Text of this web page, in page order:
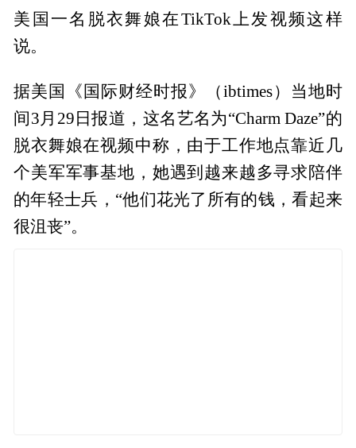
美国一名脱衣舞娘在TikTok上发视频这样
说。
据美国《国际财经时报》（ibtimes）当地时
间3月29日报道，这名艺名为“Charm Daze”的
脱衣舞娘在视频中称，由于工作地点靠近几
个美军军事基地，她遇到越来越多寻求陪伴
的年轻士兵，“他们花光了所有的钱，看起来
很沮丧”。